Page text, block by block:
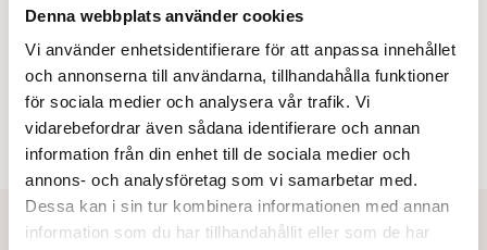
Denna webbplats använder cookies
Vi använder enhetsidentifierare för att anpassa innehållet
och annonserna till användarna, tillhandahålla funktioner
för sociala medier och analysera vår trafik. Vi
vidarebefordrar även sådana identifierare och annan
information från din enhet till de sociala medier och
annons- och analysföretag som vi samarbetar med.
Dessa kan i sin tur kombinera informationen med annan
information som du har tillhandahållit eller som de har